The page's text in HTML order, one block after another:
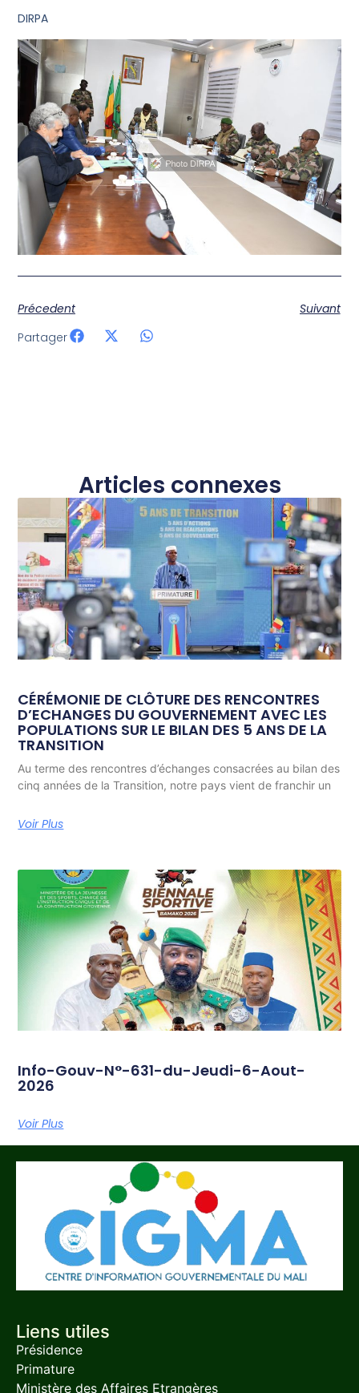
DIRPA
Précedent
Suivant
Partager
Articles connexes
CÉRÉMONIE DE CLÔTURE DES RENCONTRES
D’ECHANGES DU GOUVERNEMENT AVEC LES
POPULATIONS SUR LE BILAN DES 5 ANS DE LA
TRANSITION
Au terme des rencontres d’échanges consacrées au bilan des
cinq années de la Transition, notre pays vient de franchir un
Voir Plus
Info-Gouv-N°-631-du-Jeudi-6-Aout-
2026
Voir Plus
Liens utiles
Présidence
Primature
Ministère des Affaires Etrangères